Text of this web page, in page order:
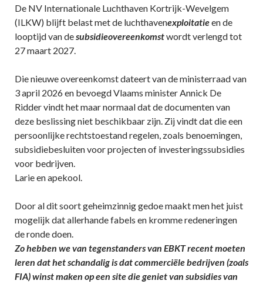
De NV Internationale Luchthaven Kortrijk-Wevelgem
(ILKW) blijft belast met de luchthavenexploitatieen de
looptijd van desubsidieovereenkomstwordt verlengd tot
27 maart 2027.
Die nieuwe overeenkomst dateert van de ministerraad van
3 april 2026 en bevoegd Vlaams minister Annick De
Ridder vindt het maar normaal dat de documenten van
deze beslissing niet beschikbaar zijn. Zij vindt dat die een
persoonlijke rechtstoestand regelen, zoals benoemingen,
subsidiebesluiten voor projecten of investeringssubsidies
voor bedrijven.
Larie en apekool.
Door al dit soort geheimzinnig gedoe maakt men het juist
mogelijk dat allerhande fabels en kromme redeneringen
de ronde doen.
Zo hebben we van tegenstanders van EBKT recent moeten
leren dat het schandalig is dat commerciële bedrijven (zoals
FIA) winst maken op een site die geniet van subsidies van